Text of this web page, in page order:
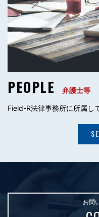
PEOPLE 弁護士等
Field-R法律事務所に所属し
お問